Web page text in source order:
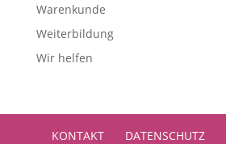
Warenkunde
Weiterbildung
Wir helfen
KONTAKT DATENSCHUTZ